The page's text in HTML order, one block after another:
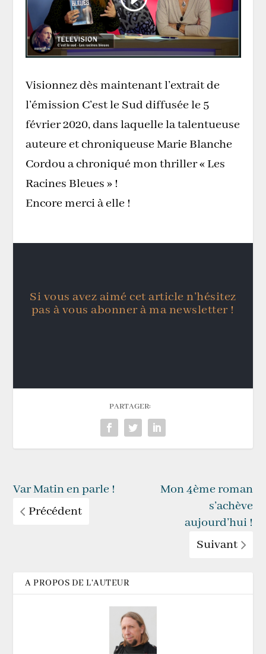
Visionnez dès maintenant l’extrait de
l’émission C’est le Sud diffusée le 5
février 2020, dans laquelle la talentueuse
auteure et chroniqueuse Marie Blanche
Cordou a chroniqué mon thriller « Les
Racines Bleues » !
Encore merci à elle !
Si vous avez aimé cet article n’hésitez
pas à vous abonner à ma newsletter !
PARTAGER:
Var Matin en parle !
Précédent
Mon 4ème roman
s’achève
aujourd’hui !
Suivant
A PROPOS DE L'AUTEUR